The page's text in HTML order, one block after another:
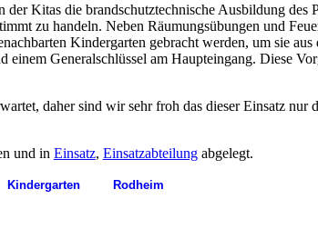
Kitas die brandschutztechnische Ausbildung des
zu handeln. Neben Räumungsübungen und
Kindergarten gebracht werden, um sie
Generalschlüssel am Haupteingang. Diese
daher sind wir sehr froh das dieser Einsatz
und in Einsatz, Einsatzabteilungabgelegt.
Kindergarten Rodheim